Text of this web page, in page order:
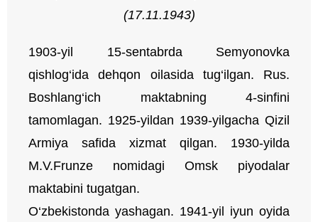
(17.11.1943)
1903-yil 15-sentabrda Semyonovka
qishlog‘ida dehqon oilasida tug‘ilgan. Rus.
Boshlang‘ich maktabning 4-sinfini
tamomlagan. 1925-yildan 1939-yilgacha Qizil
Armiya safida xizmat qilgan. 1930-yilda
M.V.Frunze nomidagi Omsk piyodalar
maktabini tugatgan.
O‘zbekistonda yashagan. 1941-yil iyun oyida